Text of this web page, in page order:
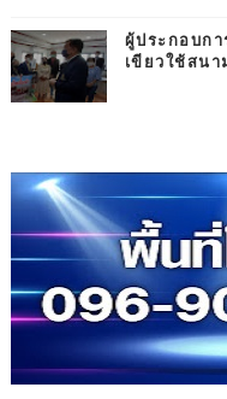
ผู้ประกอบก
เขียวใช้สน